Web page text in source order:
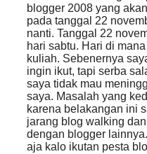
blogger 2008 yang
pada tanggal 22
nanti. Tanggal 22
hari sabtu. Hari di
kuliah. Sebenernya
ingin ikut, tapi serba
saya tidak mau
saya. Masalah yang
karena belakangan ini
jarang blog walking
dengan blogger
aja kalo ikutan pesta